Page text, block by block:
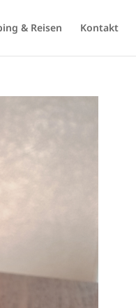
& Reisen Kontakt